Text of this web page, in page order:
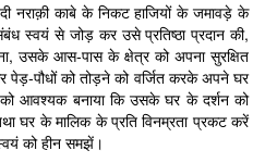
नराक़ी काबे के निकट हाजियों के जमावड़े के
स्वयं से जोड़ कर उसे प्रतिष्ठा प्रदान की,
उसके आस-पास के क्षेत्र को अपना सुरक्षित
पेड़-पौधों को तोड़ने को वर्जित करके अपने घर
आवश्यक बनाया कि उसके घर के दर्शन को
घर के मालिक के प्रति विनम्रता प्रकट करें
को हीन समझें।